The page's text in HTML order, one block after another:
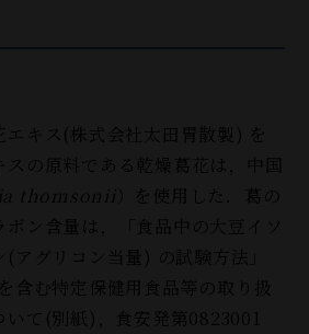
エキス(株式会社太田胃散製 ) を
スの原料である乾燥葛花は，中国
thomsonii）を使用した．葛の
ボン含量は，「食品中の大豆イソ
( アグリコン当量 )
の試験方法」
含む特定保健用食品等の取り扱
いて ( 別紙 ) ，食安発第0823001